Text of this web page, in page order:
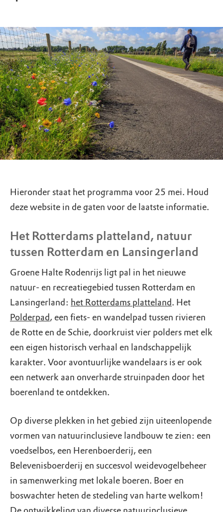
Hieronder staat het programma voor 25 mei. Houd
deze website in de gaten voor de laatste informatie.
Het Rotterdams platteland, natuur
tussen Rotterdam en Lansingerland
Groene Halte Rodenrijs ligt pal in het nieuwe
natuur- en recreatiegebied tussen Rotterdam en
Lansingerland: het Rotterdams platteland. Het
Polderpad, een fiets- en wandelpad tussen rivieren
de Rotte en de Schie, doorkruist vier polders met elk
een eigen historisch verhaal en landschappelijk
karakter. Voor avontuurlijke wandelaars is er ook
een netwerk aan onverharde struinpaden door het
boerenland te ontdekken.
Op diverse plekken in het gebied zijn uiteenlopende
vormen van natuurinclusieve landbouw te zien: een
voedselbos, een Herenboerderij, een
Belevenisboerderij en succesvol weidevogelbeheer
in samenwerking met lokale boeren. Boer en
boswachter heten de stedeling van harte welkom!